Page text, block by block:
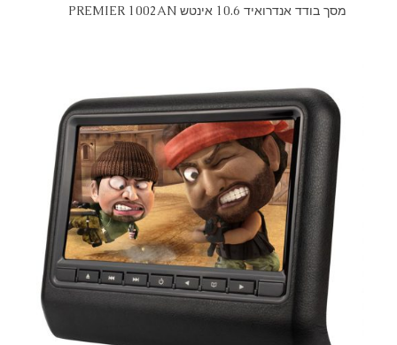
מסך בודד אנדרואיד 10.6 אינטש PREMIER 1002AN